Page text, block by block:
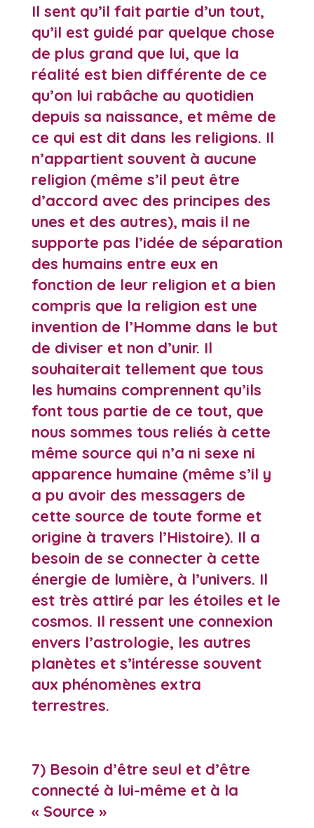
Il sent qu’il fait partie d’un tout,
qu’il est guidé par quelque chose
de plus grand que lui, que la
réalité est bien différente de ce
qu’on lui rabâche au quotidien
depuis sa naissance, et même de
ce qui est dit dans les religions. Il
n’appartient souvent à aucune
religion (même s’il peut être
d’accord avec des principes des
unes et des autres), mais il ne
supporte pas l’idée de séparation
des humains entre eux en
fonction de leur religion et a bien
compris que la religion est une
invention de l’Homme dans le but
de diviser et non d’unir. Il
souhaiterait tellement que tous
les humains comprennent qu’ils
font tous partie de ce tout, que
nous sommes tous reliés à cette
même source qui n’a ni sexe ni
apparence humaine (même s’il y
a pu avoir des messagers de
cette source de toute forme et
origine à travers l’Histoire). Il a
besoin de se connecter à cette
énergie de lumière, à l’univers. Il
est très attiré par les étoiles et le
cosmos. Il ressent une connexion
envers l’astrologie, les autres
planètes et s’intéresse souvent
aux phénomènes extra
terrestres.
7) Besoin d’être seul et d’être
connecté à lui-même et à la
« Source »